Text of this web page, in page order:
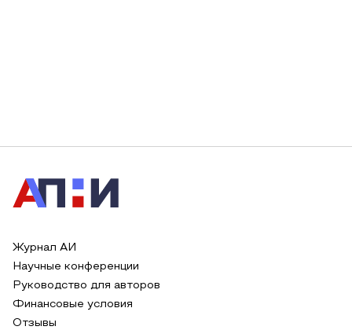
Журнал АИ
Научные конференции
Руководство для авторов
Финансовые условия
Отзывы